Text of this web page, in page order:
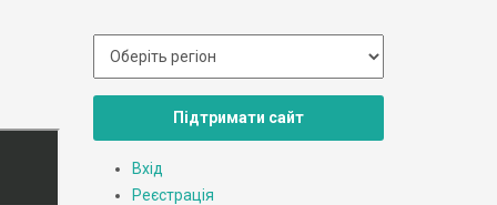
Підтримати сайт
Вхід
Реєстрація